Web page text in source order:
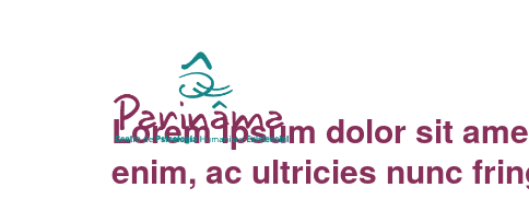
Lorem ipsum dolor sit
enim, ac ultricies nunc